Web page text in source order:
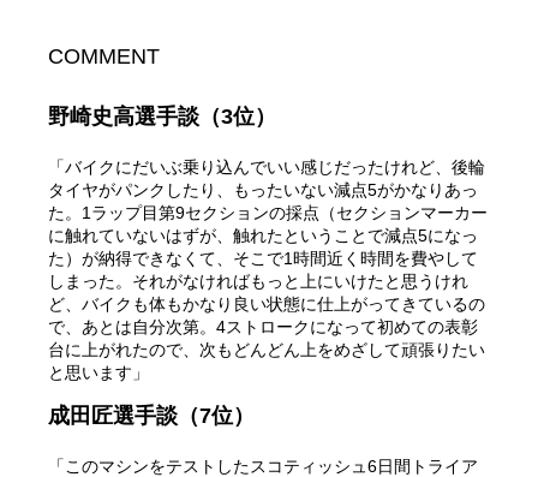
COMMENT
野崎史高選手談（3位）
「バイクにだいぶ乗り込んでいい感じだったけれど、後輪
タイヤがパンクしたり、もったいない減点5がかなりあっ
た。1ラップ目第9セクションの採点（セクションマーカー
に触れていないはずが、触れたということで減点5になっ
た）が納得できなくて、そこで1時間近く時間を費やして
しまった。それがなければもっと上にいけたと思うけれ
ど、バイクも体もかなり良い状態に仕上がってきているの
で、あとは自分次第。4ストロークになって初めての表彰
台に上がれたので、次もどんどん上をめざして頑張りたい
と思います」
成田匠選手談（7位）
「このマシンをテストしたスコティッシュ6日間トライア